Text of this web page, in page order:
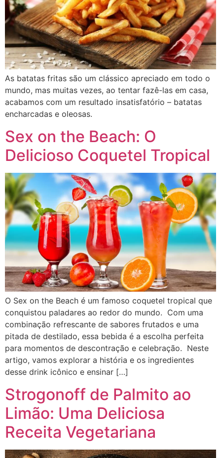
As batatas fritas são um clássico apreciado em todo o
mundo, mas muitas vezes, ao tentar fazê-las em casa,
acabamos com um resultado insatisfatório – batatas
encharcadas e oleosas.
Sex on the Beach: O
Delicioso Coquetel Tropical
O Sex on the Beach é um famoso coquetel tropical que
conquistou paladares ao redor do mundo. Com uma
combinação refrescante de sabores frutados e uma
pitada de destilado, essa bebida é a escolha perfeita
para momentos de descontração e celebração. Neste
artigo, vamos explorar a história e os ingredientes
desse drink icônico e ensinar […]
Strogonoff de Palmito ao
Limão: Uma Deliciosa
Receita Vegetariana